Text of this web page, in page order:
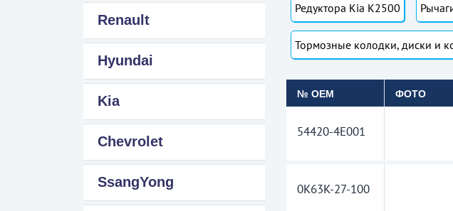
Renault
Hyundai
Kia
Chevrolet
SsangYong
Редуктора Kia K2500
Тормозные колодки, диски и
№ OEM ФОТО
54420-4E001
0K63K-27-100